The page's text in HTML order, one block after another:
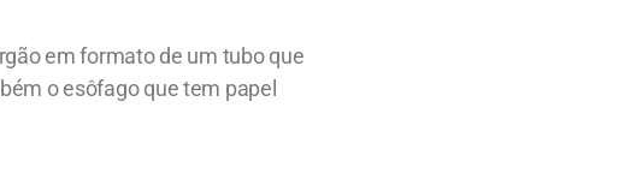
em formato de um tubo que
o esôfago que tem papel